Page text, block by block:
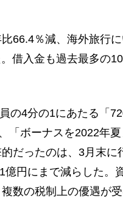
66.4％減、海外旅行
借入金も過去最多の
4分の1にあたる「
「ボーナスを2022年
だったのは、3月末に
円にまで減らした。
数の税制上の優遇が受